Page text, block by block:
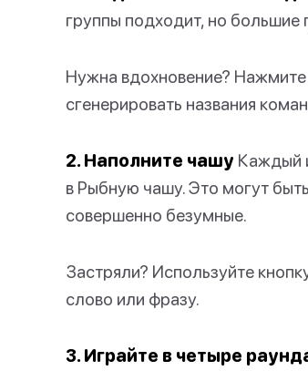
группы подходит, но
Нужна вдохновение? Нажмите
сгенерировать названия
2. Наполните чашу Каждый
в Рыбную чашу. Это могут
совершенно безумные.
Застряли? Используйте
слово или фразу.
3. Играйте в четыре